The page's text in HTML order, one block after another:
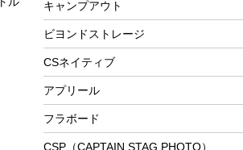
防寒ウェア
ツール&アクセサリー
トレッキング
トレッキングステッキ
トレッキングアクセサリー
プレイグッズ
キャンプアウト
ビヨンドストレージ
CSネイティブ
アプリール
フラボード
CSP（CAPTAIN STAG PHOTO）